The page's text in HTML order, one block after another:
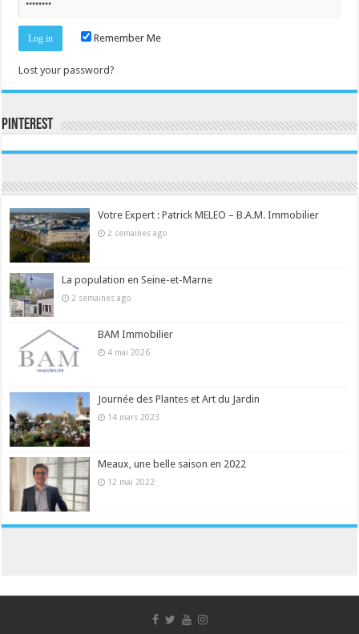
Remember Me
Lost your password?
Pinterest
Votre Expert : Patrick MELEO – B.A.M. Immobilier
2 semaines ago
La population en Seine-et-Marne
2 semaines ago
BAM Immobilier
4 mai 2026
Journée des Plantes et Art du Jardin
14 mars 2023
Meaux, une belle saison en 2022
12 mai 2022